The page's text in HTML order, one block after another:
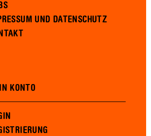
UND DATENSCHUTZ
KONTO